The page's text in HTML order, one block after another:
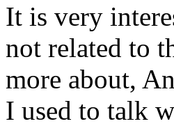
It is very
not related to
more about,
I used to talk